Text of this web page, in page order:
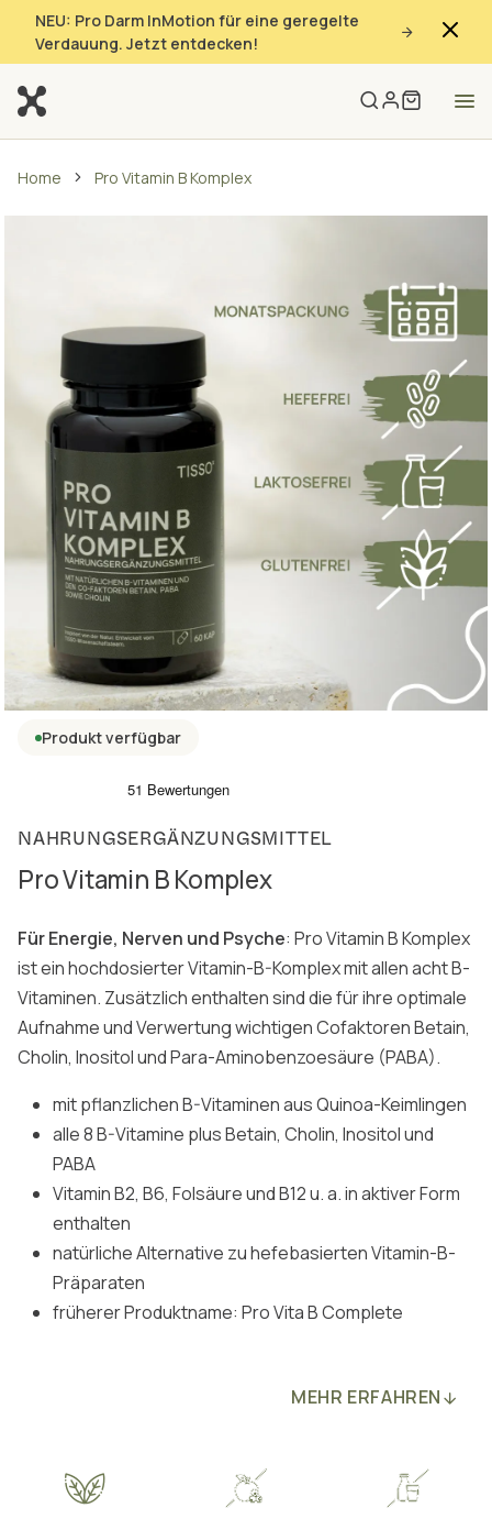
NEU: Pro Darm InMotion für eine geregelte
Verdauung. Jetzt entdecken!
Home Pro Vitamin B Komplex
Produkt verfügbar
NAHRUNGSERGÄNZUNGSMITTEL
Pro Vitamin B Komplex
Für Energie, Nerven und Psyche: Pro Vitamin B Komplex
ist ein hochdosierter Vitamin-B-Komplex mit allen acht B-
Vitaminen. Zusätzlich enthalten sind die für ihre optimale
Aufnahme und Verwertung wichtigen Cofaktoren Betain,
Cholin, Inositol und Para-Aminobenzoesäure (PABA).
mit pflanzlichen B-Vitaminen aus Quinoa-Keimlingen
alle 8 B-Vitamine plus Betain, Cholin, Inositol und
PABA
Vitamin B2, B6, Folsäure und B12 u. a. in aktiver Form
enthalten
natürliche Alternative zu hefebasierten Vitamin-B-
Präparaten
früherer Produktname: Pro Vita B Complete
MEHR ERFAHREN